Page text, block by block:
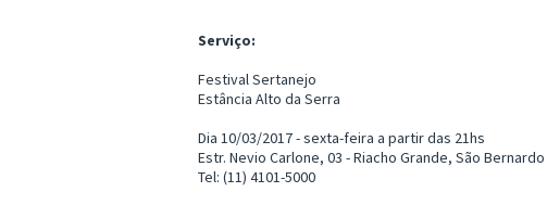
Serviço:
Festival Sertanejo
Estância Alto da Serra
Dia 10/03/2017 - sexta-feira a partir das 21hs
Estr. Nevio Carlone, 03 - Riacho Grande, São
Tel: (11) 4101-5000